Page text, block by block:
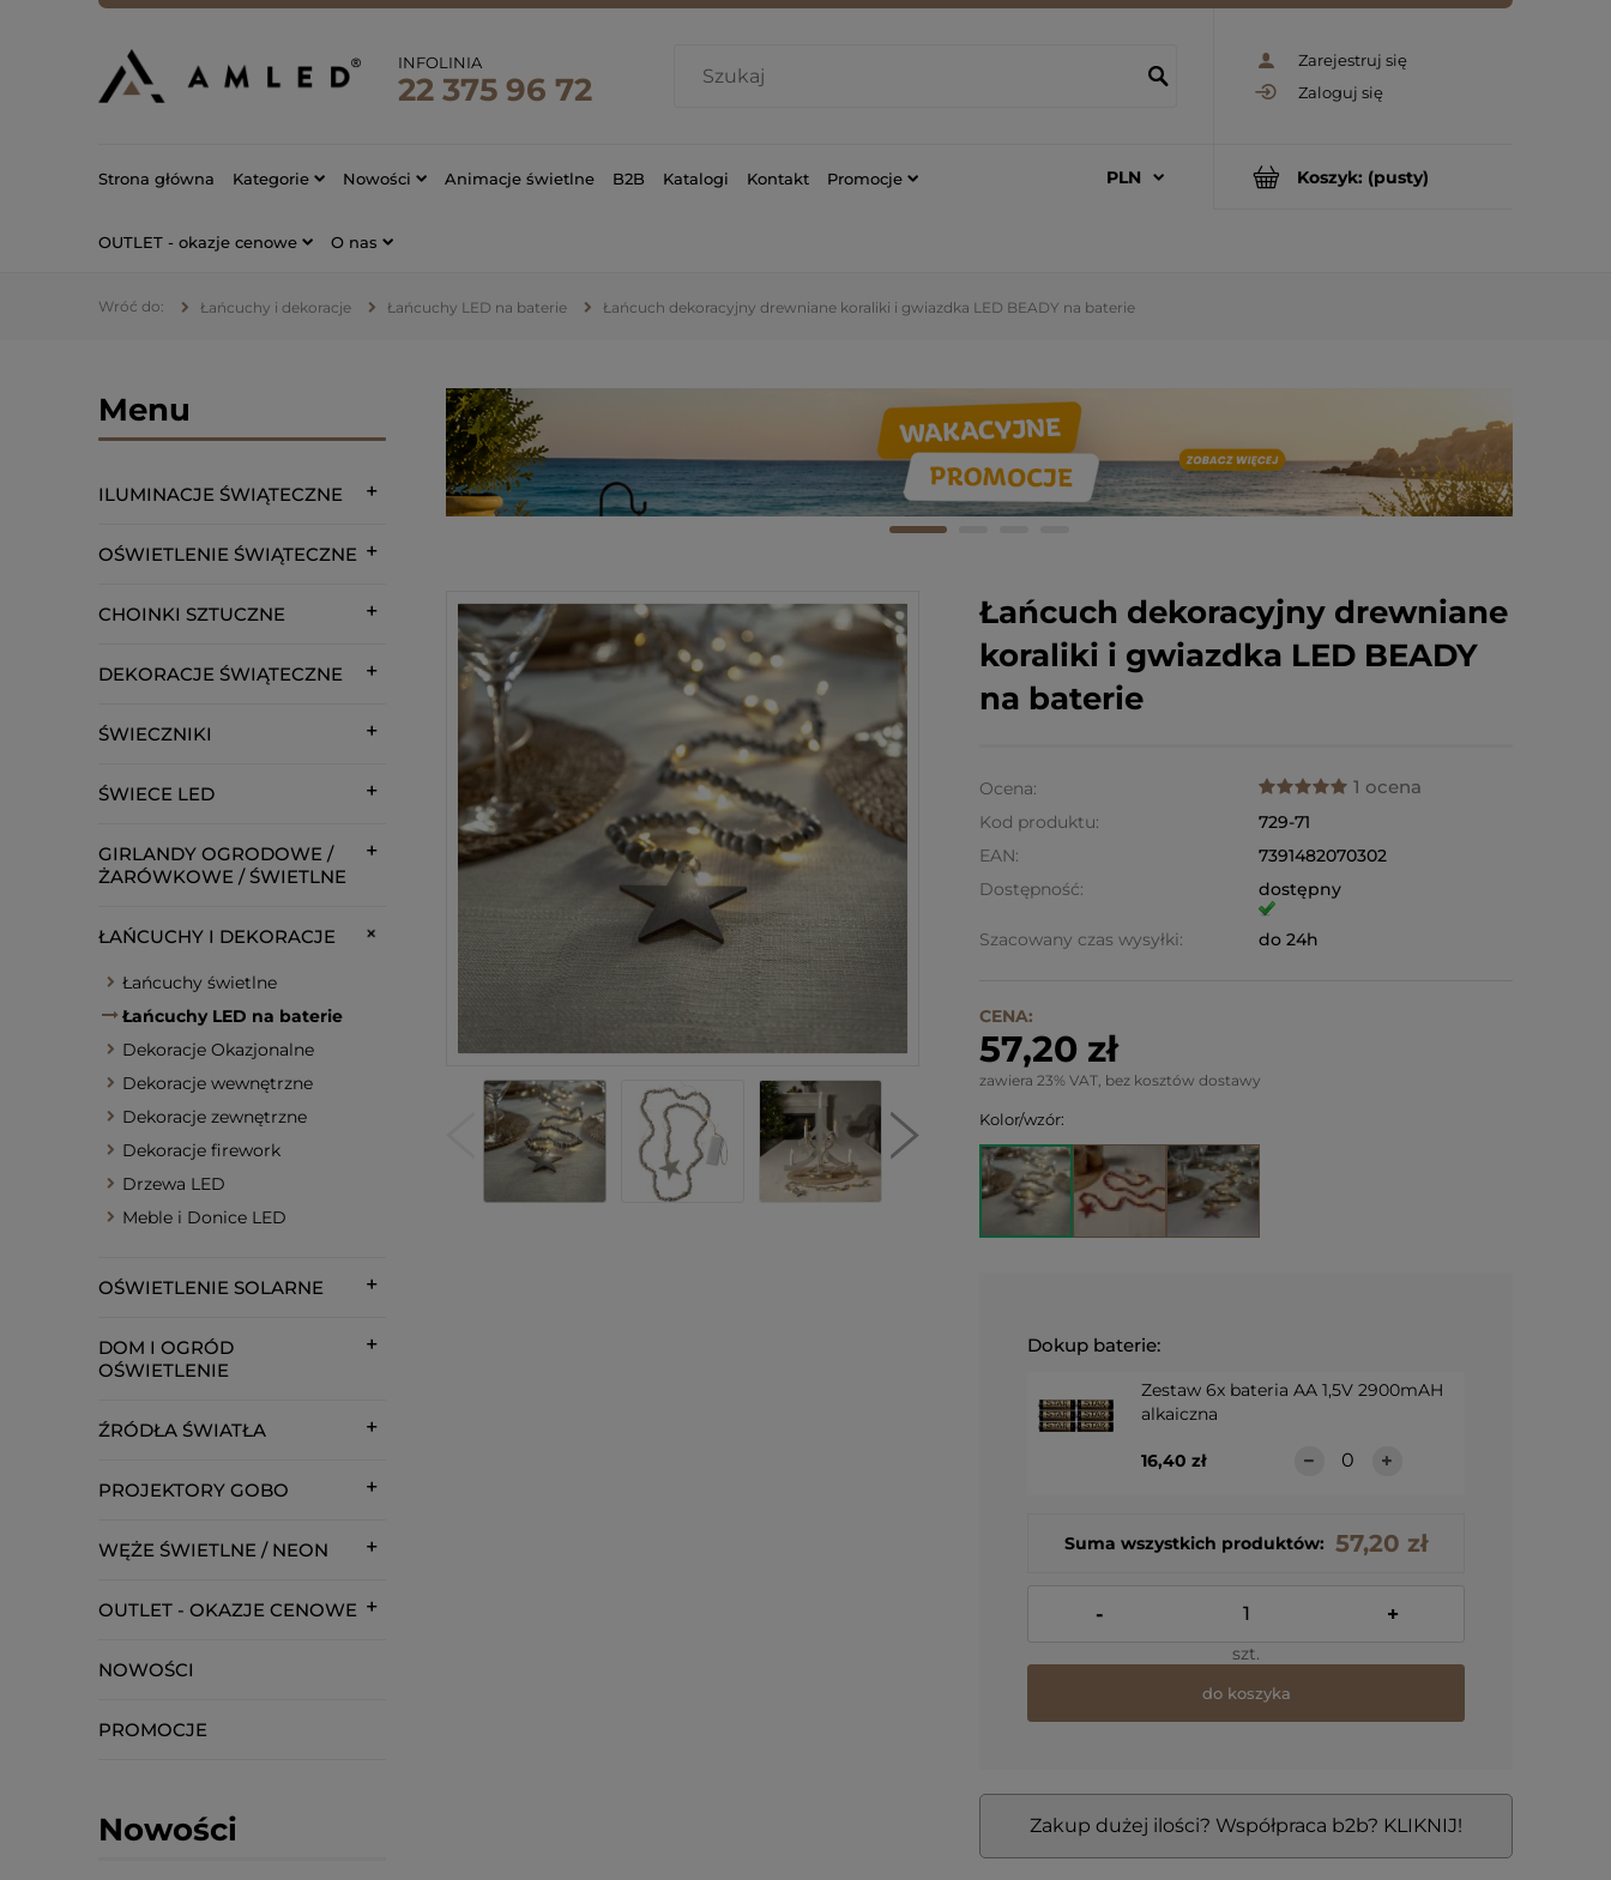
Zarejestruj się
Zaloguj się
INFOLINIA
22 375 96 72
Koszyk: (pusty)
Strona główna Kategorie Nowości Animacje świetlne B2B Katalogi Kontakt Promocje
OUTLET - okazje cenowe O nas
Łańcuchy i dekoracje Łańcuchy LED na baterie Łańcuch dekoracyjny drewniane koraliki i gwiazdka LED BEADY na baterie
Menu
ILUMINACJE ŚWIĄTECZNE
OŚWIETLENIE ŚWIĄTECZNE
CHOINKI SZTUCZNE
DEKORACJE ŚWIĄTECZNE
ŚWIECZNIKI
ŚWIECE LED
GIRLANDY OGRODOWE /
ŻARÓWKOWE / ŚWIETLNE
ŁAŃCUCHY I DEKORACJE
Łańcuchy świetlne
Łańcuchy LED na baterie
Dekoracje Okazjonalne
Dekoracje wewnętrzne
Dekoracje zewnętrzne
Dekoracje firework
Drzewa LED
Meble i Donice LED
OŚWIETLENIE SOLARNE
DOM I OGRÓD
OŚWIETLENIE
ŹRÓDŁA ŚWIATŁA
PROJEKTORY GOBO
WĘŻE ŚWIETLNE / NEON
OUTLET - OKAZJE CENOWE
NOWOŚCI
PROMOCJE
Nowości
Łańcuch dekoracyjny drewniane
koraliki i gwiazdka LED BEADY
na baterie
Ocena: 1 ocena
Kod produktu:
729-71
EAN:
7391482070302
Dostępność:
dostępny
Szacowany czas wysyłki: do 24h
CENA:
57,20 zł
zawiera 23% VAT, bez kosztów dostawy
Kolor/wzór:
Dokup baterie:
Zestaw 6x bateria AA 1,5V 2900mAH
alkaiczna
16,40 zł
Suma wszystkich produktów: 57,20 zł
- +
szt.
do koszyka
Zakup dużej ilości? Współpraca b2b? KLIKNIJ!